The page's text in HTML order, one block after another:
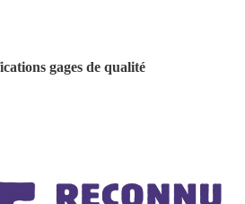
gages de qualité